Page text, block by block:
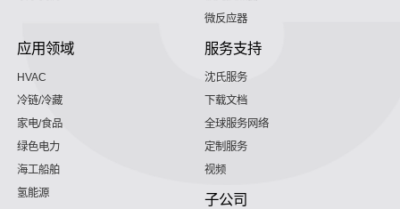
微反应器
应用领域
HVAC
冷链/冷藏
家电/食品
绿色电力
海工船舶
氢能源
服务支持
沈氏服务
下载文档
全球服务网络
定制服务
视频
子公司